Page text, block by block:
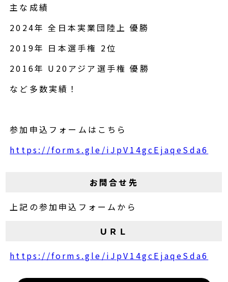
主な成績
2024年 全日本実業団陸上 優勝
2019年 日本選手権 2位
2016年 U20アジア選手権 優勝
など多数実績！
参加申込フォームはこちら
https://forms.gle/iJpV14gcEjaqeSda6
お問合せ先
上記の参加申込フォームから
ＵＲＬ
https://forms.gle/iJpV14gcEjaqeSda6